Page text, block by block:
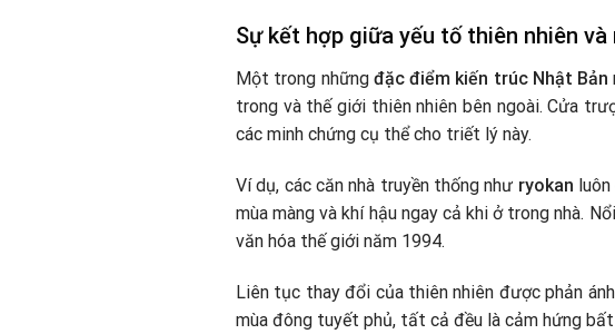
Sự kết hợp giữa yếu tố thiên nhiên và
Một trong những đặc điểm kiến trúc Nhật Bản
trong và thế giới thiên nhiên bên ngoài. Cửa
các minh chứng cụ thể cho triết lý này.
Ví dụ, các căn nhà truyền thống như ryokan
mùa màng và khí hậu ngay cả khi ở trong nhà.
văn hóa thế giới năm 1994.
Liên tục thay đổi của thiên nhiên được phản
mùa đông tuyết phủ, tất cả đều là cảm hứng